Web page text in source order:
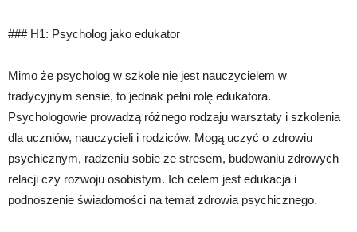
### H1: Psycholog jako edukator
Mimo że psycholog w szkole nie jest nauczycielem w
tradycyjnym sensie, to jednak pełni rolę edukatora.
Psychologowie prowadzą różnego rodzaju warsztaty i szkolenia
dla uczniów, nauczycieli i rodziców. Mogą uczyć o zdrowiu
psychicznym, radzeniu sobie ze stresem, budowaniu zdrowych
relacji czy rozwoju osobistym. Ich celem jest edukacja i
podnoszenie świadomości na temat zdrowia psychicznego.